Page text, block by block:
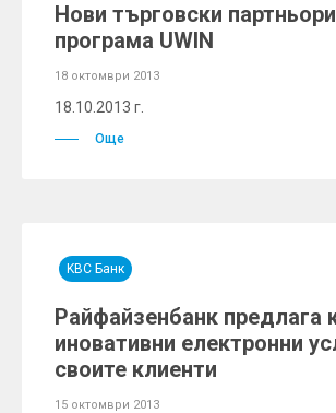
Нови търговски
програма UWIN
18 октомври 2013
18.10.2013 г.
Още
KBC Банк
Райфайзенбанк предлага
иновативни електронни
своите клиенти
15 октомври 2013